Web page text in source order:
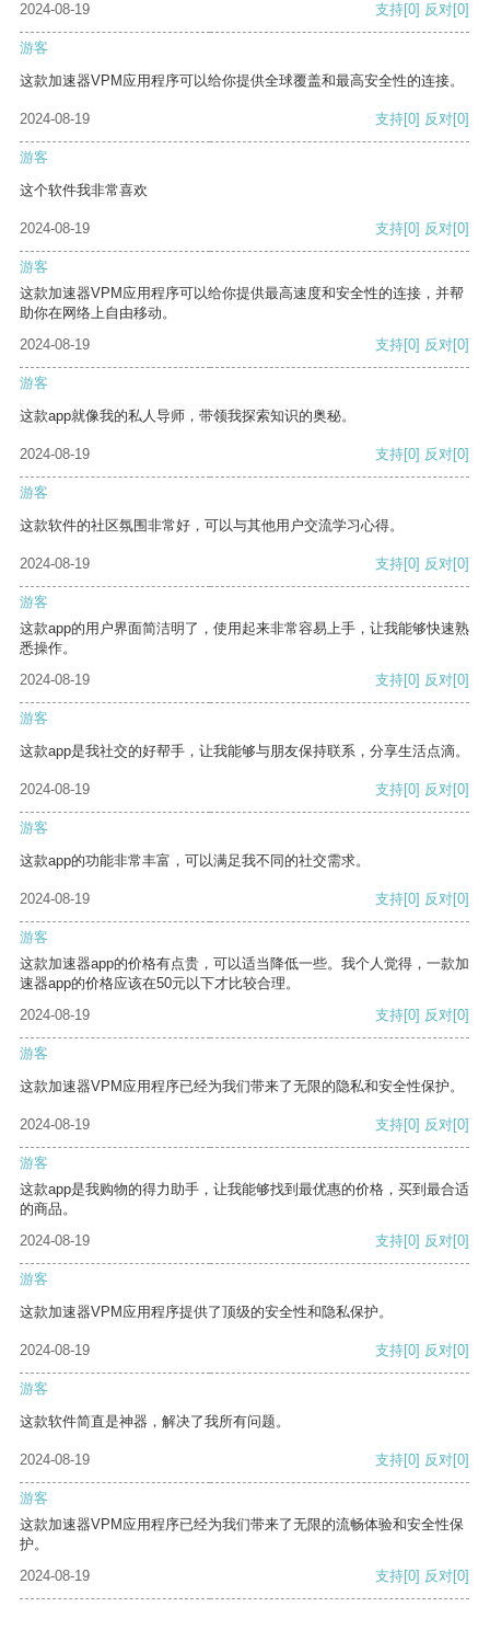
2024-08-19 支持[0] 反对[0]
游客
这款加速器VPM应用程序可以给你提供全球覆盖和最高安全性的连接。
2024-08-19 支持[0] 反对[0]
游客
这个软件我非常喜欢
2024-08-19 支持[0] 反对[0]
游客
这款加速器VPM应用程序可以给你提供最高速度和安全性的连接，并帮
助你在网络上自由移动。
2024-08-19
支持[0] 反对[0]
游客
这款app就像我的私人导师，带领我探索知识的奥秘。
2024-08-19 支持[0] 反对[0]
游客
这款软件的社区氛围非常好，可以与其他用户交流学习心得。
2024-08-19 支持[0] 反对[0]
游客
这款app的用户界面简洁明了，使用起来非常容易上手，让我能够快速熟
悉操作。
2024-08-19
支持[0] 反对[0]
游客
这款app是我社交的好帮手，让我能够与朋友保持联系，分享生活点滴。
2024-08-19 支持[0] 反对[0]
游客
这款app的功能非常丰富，可以满足我不同的社交需求。
2024-08-19 支持[0] 反对[0]
游客
这款加速器app的价格有点贵，可以适当降低一些。我个人觉得，一款加
速器app的价格应该在50元以下才比较合理。
2024-08-19
支持[0] 反对[0]
游客
这款加速器VPM应用程序已经为我们带来了无限的隐私和安全性保护。
2024-08-19 支持[0] 反对[0]
游客
这款app是我购物的得力助手，让我能够找到最优惠的价格，买到最合适
的商品。
2024-08-19
支持[0] 反对[0]
游客
这款加速器VPM应用程序提供了顶级的安全性和隐私保护。
2024-08-19 支持[0] 反对[0]
游客
这款软件简直是神器，解决了我所有问题。
2024-08-19 支持[0] 反对[0]
游客
这款加速器VPM应用程序已经为我们带来了无限的流畅体验和安全性保
护。
2024-08-19
支持[0] 反对[0]